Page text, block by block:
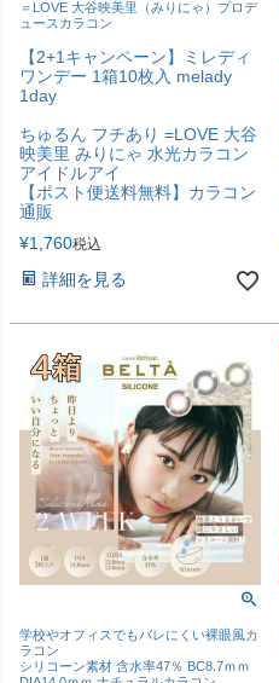
＝LOVE 大谷映美里（みりにゃ）プロデ
ュースカラコン
【2+1キャンペーン】ミレディ
ワンデー 1箱10枚入 melady
1day
ちゅるん フチあり =LOVE 大谷
映美里 みりにゃ 水光カラコン
アイドルアイ
【ポスト便送料無料】カラコン
通販
¥1,760税込
詳細を見る
学校やオフィスでもバレにくい裸眼風カ
ラコン
シリコーン素材 含水率47％ BC8.7ｍｍ